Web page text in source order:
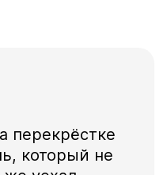
перекрёстке
который не